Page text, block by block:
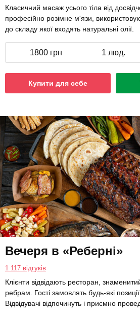
Класичний масаж усього тіла від
професійно розімне м'язи,
до складу якої входять натуральні олії.
1800 грн 1 люд.
Купити для себе
Вечеря в «Реберні»
1 117 відгуків
Клієнти відвідають ресторан,
ребрам. Гості замовлять будь-які
Відвідувачі відпочинуть і приємно